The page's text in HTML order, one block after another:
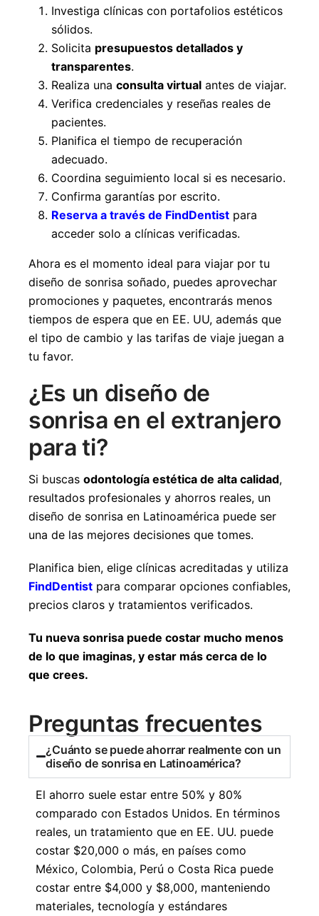
Investiga clínicas con portafolios estéticos
sólidos.
Solicita presupuestos detallados y
transparentes.
Realiza una consulta virtual antes de viajar.
Verifica credenciales y reseñas reales de
pacientes.
Planifica el tiempo de recuperación
adecuado.
Coordina seguimiento local si es necesario.
Confirma garantías por escrito.
Reserva a través de FindDentist para
acceder solo a clínicas verificadas.
Ahora es el momento ideal para viajar por tu
diseño de sonrisa soñado, puedes aprovechar
promociones y paquetes, encontrarás menos
tiempos de espera que en EE. UU, además que
el tipo de cambio y las tarifas de viaje juegan a
tu favor.
¿Es un diseño de
sonrisa en el extranjero
para ti?
Si buscas odontología estética de alta calidad,
resultados profesionales y ahorros reales, un
diseño de sonrisa en Latinoamérica puede ser
una de las mejores decisiones que tomes.
Planifica bien, elige clínicas acreditadas y utiliza
FindDentist para comparar opciones confiables,
precios claros y tratamientos verificados.
Tu nueva sonrisa puede costar mucho menos
de lo que imaginas, y estar más cerca de lo
que crees.
Preguntas frecuentes
¿Cuánto se puede ahorrar realmente con un
diseño de sonrisa en Latinoamérica?
El ahorro suele estar entre 50% y 80%
comparado con Estados Unidos. En términos
reales, un tratamiento que en EE. UU. puede
costar $20,000 o más, en países como
México, Colombia, Perú o Costa Rica puede
costar entre $4,000 y $8,000, manteniendo
materiales, tecnología y estándares